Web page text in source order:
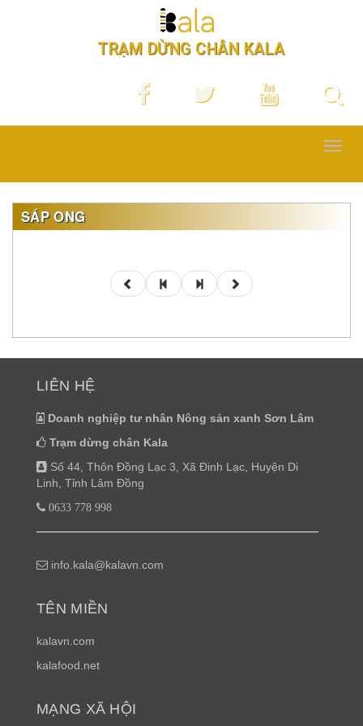
TRẠM DỪNG CHÂN KALA
SÁP ONG
LIÊN HỆ
Doanh nghiệp tư nhân Nông sản xanh Sơn Lâm
Trạm dừng chân Kala
Số 44, Thôn Đồng Lạc 3, Xã Đinh Lạc, Huyện Di
Linh, Tỉnh Lâm Đồng
0633 778 998
info.kala@kalavn.com
TÊN MIỀN
kalavn.com
kalafood.net
MẠNG XÃ HỘI